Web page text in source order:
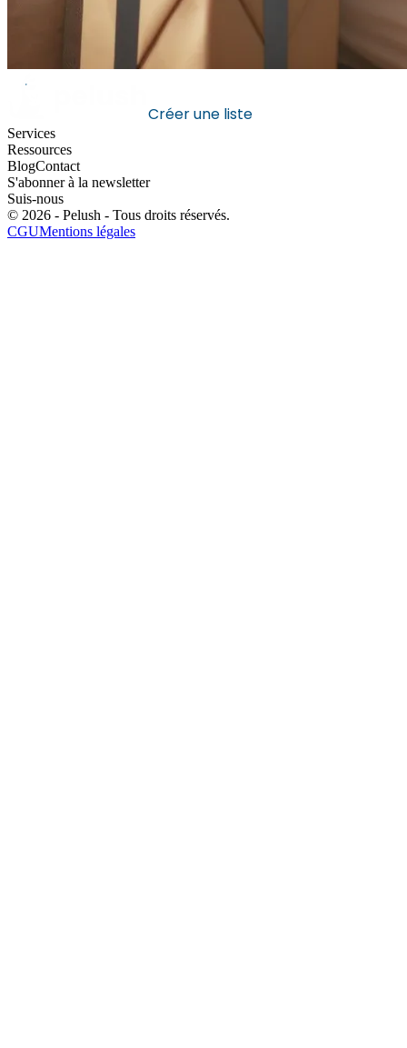
Créer une liste
Services
Ressources
BlogContact
S'abonner à la newsletter
Suis-nous
© 2026 - Pelush - Tous droits réservés.
CGUMentions légales